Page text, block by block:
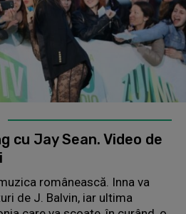
cu Jay Sean. Video de
românească. Inna va
de J. Balvin, iar ultima